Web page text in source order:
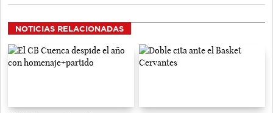
NOTICIAS RELACIONADAS